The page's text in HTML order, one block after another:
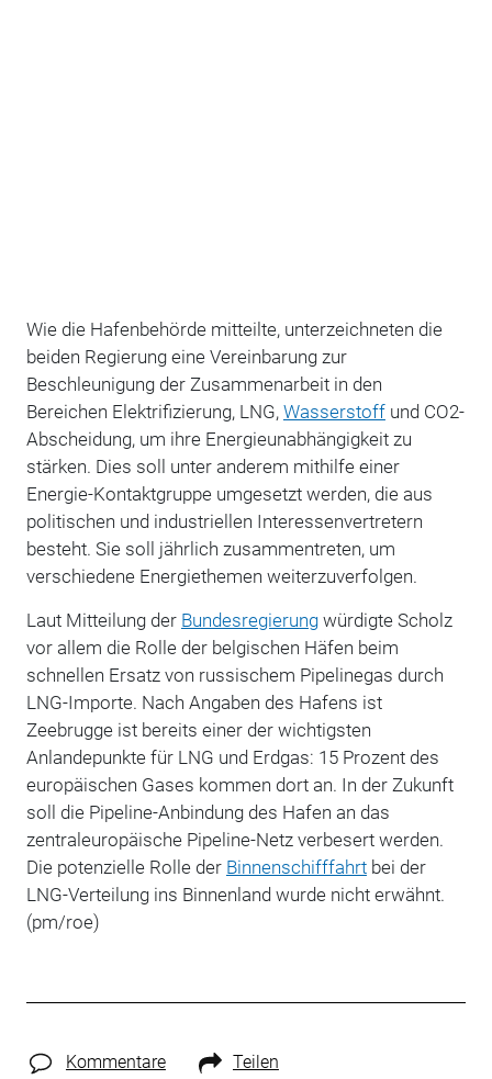
Wie die Hafenbehörde mitteilte, unterzeichneten die
beiden Regierung eine Vereinbarung zur
Beschleunigung der Zusammenarbeit in den
Bereichen Elektrifizierung, LNG, Wasserstoffund CO2-
Abscheidung, um ihre Energieunabhängigkeit zu
stärken. Dies soll unter anderem mithilfe einer
Energie-Kontaktgruppe umgesetzt werden, die aus
politischen und industriellen Interessenvertretern
besteht. Sie soll jährlich zusammentreten, um
verschiedene Energiethemen weiterzuverfolgen.
Laut Mitteilung der Bundesregierungwürdigte Scholz
vor allem die Rolle der belgischen Häfen beim
schnellen Ersatz von russischem Pipelinegas durch
LNG-Importe. Nach Angaben des Hafens ist
Zeebrugge ist bereits einer der wichtigsten
Anlandepunkte für LNG und Erdgas: 15 Prozent des
europäischen Gases kommen dort an. In der Zukunft
soll die Pipeline-Anbindung des Hafen an das
zentraleuropäische Pipeline-Netz verbesert werden.
Die potenzielle Rolle der Binnenschifffahrtbei der
LNG-Verteilung ins Binnenland wurde nicht erwähnt.
(pm/roe)
Kommentare Teilen